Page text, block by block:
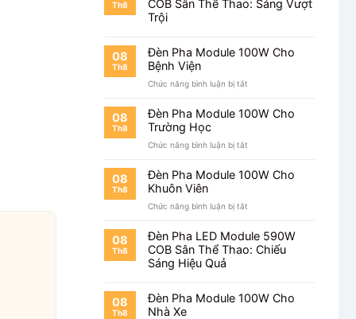
100W
Thi
Th8
COB Sân Thể Thao: Sáng Vượt
Trội
08
Th8
Đèn Pha Module 100W Cho
Bệnh Viện
Chức năng bình luận bị tắt
Pha
Module
Viện
08
Th8
Đèn Pha Module 100W Cho
Trường Học
Chức năng bình luận bị tắt
Pha
Module
Học
08
Th8
Đèn Pha Module 100W Cho
Khuôn Viên
Chức năng bình luận bị tắt
Pha
Module
100W
Viên
08
Th8
Đèn Pha LED Module 590W
COB Sân Thể Thao: Chiếu
Sáng Hiệu Quả
08
Th8
Đèn Pha Module 100W Cho
Nhà Xe